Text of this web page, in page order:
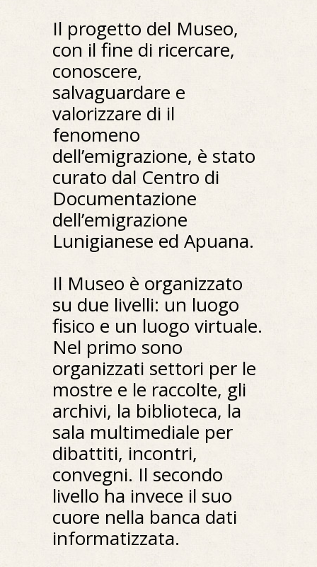
Il progetto del Museo,
con il fine di ricercare,
conoscere,
salvaguardare e
valorizzare di il
fenomeno
dell’emigrazione, è stato
curato dal Centro di
Documentazione
dell’emigrazione
Lunigianese ed Apuana.
Il Museo è organizzato
su due livelli: un luogo
fisico e un luogo virtuale.
Nel primo sono
organizzati settori per le
mostre e le raccolte, gli
archivi, la biblioteca, la
sala multimediale per
dibattiti, incontri,
convegni. Il secondo
livello ha invece il suo
cuore nella banca dati
informatizzata.